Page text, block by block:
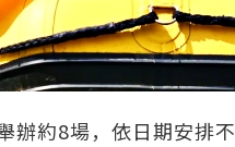
約8場，依日期安排